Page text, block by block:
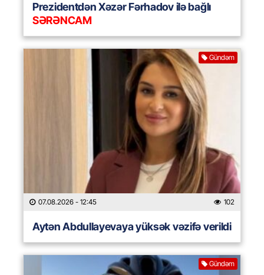
Prezidentdən Xəzər Fərhadov ilə bağlı
SƏRƏNCAM
Gündəm
07.08.2026 - 12:45 102
Aytən Abdullayevaya yüksək vəzifə verildi
Gündəm